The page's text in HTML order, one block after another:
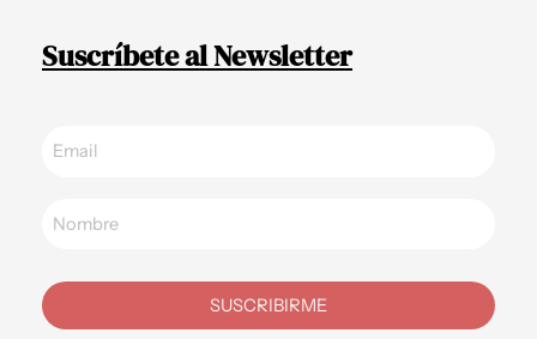
Suscríbete al Newsletter
SUSCRIBIRME